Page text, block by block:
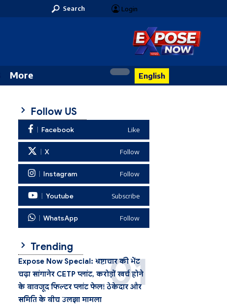
Search Login
More English
Follow US
Facebook Like
X Follow
Instagram Follow
Youtube Subscribe
WhatsApp Follow
Trending
Expose Now Special: भ्रष्टाचार की भेंट
चढ़ा सांगानेर CETP प्लांट, करोड़ों खर्च होने
के बावजूद फिल्टर प्लांट फेल! ठेकेदार और
समिति के बीच उलझा मामला